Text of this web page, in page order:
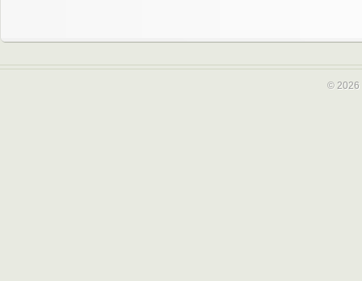
© 2026